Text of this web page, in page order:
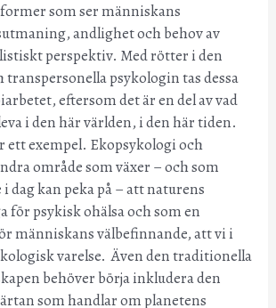
som ser människans
andlighet och behov av
perspektiv. Med rötter i den
psykologin tas dessa
eftersom det är en del av vad
i den här världen, i den här tiden.
ett exempel. Ekopsykologi och
område som växer – och som
dag kan peka på – att naturens
för psykisk ohälsa och som en
människans välbefinnande, att vi i
varelse. Även den traditionella
behöver börja inkludera den
som handlar om planetens